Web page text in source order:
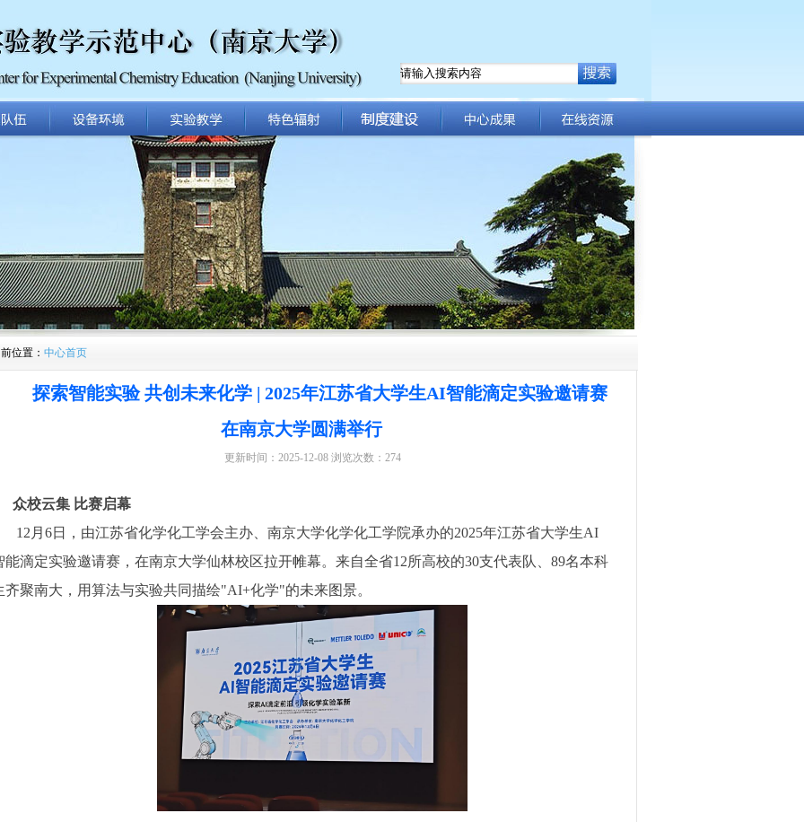
位置： 中心首页
探索智能实验 共创未来化学 | 2025年江苏省大学生AI智能滴定实验邀请赛
在南京大学圆满举行
更新时间： 2025-12-08浏览次数： 274
众校云集 比赛启幕
12月6日，由江苏省化学化工学会主办、南京大学化学化工学院承办的2025年江苏省大学生AI
能滴定实验邀请赛，在南京大学仙林校区拉开帷幕。来自全省12所高校的30支代表队、89名本科
齐聚南大，用算法与实验共同描绘"AI+化学"的未来图景。